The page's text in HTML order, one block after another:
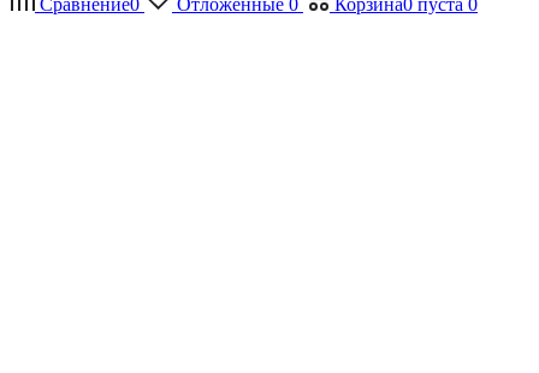
Сравнение0 Отложенные 0 Корзина0 пуста 0